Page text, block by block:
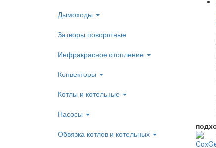
Дымоходы
Затворы поворотные
Инфракрасное отопление
Конвекторы
Котлы и котельные
Насосы
Обвязка котлов и котельных